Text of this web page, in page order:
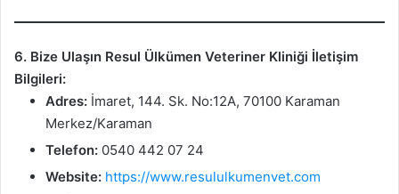
6. Bize Ulaşın Resul Ülkümen Veteriner Kliniği İletişim
Bilgileri:
Adres: İmaret, 144. Sk. No:12A, 70100 Karaman
Merkez/Karaman
Telefon: 0540 442 07 24
Website: https://www.resululkumenvet.com